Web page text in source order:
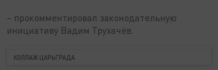
– прокомментировал законодательную
инициативу Вадим Трухачёв.
КОЛЛАЖ ЦАРЬГРАДА